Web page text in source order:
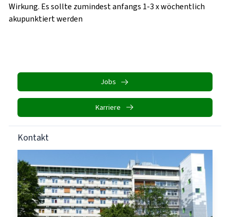
Wirkung. Es sollte zumindest anfangs 1-3 x wöchentlich
akupunktiert werden
Jobs
Karriere
Kontakt